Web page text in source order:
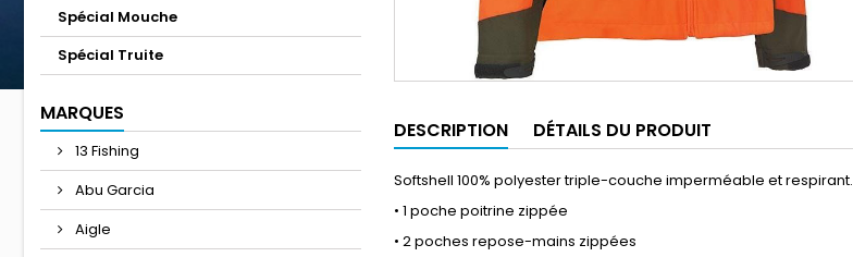
Spécial Mouche
Spécial Truite
MARQUES
13 Fishing
Abu Garcia
Aigle
DESCRIPTION DÉTAILS DU PRODUIT
Softshell 100% polyester triple-couche imperméable et respirant.
• 1 poche poitrine zippée
• 2 poches repose-mains zippées